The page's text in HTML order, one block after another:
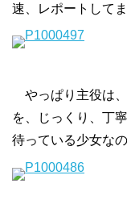
速、レポートして
やっぱり主役は
を、じっくり、丁
待っている少女なの